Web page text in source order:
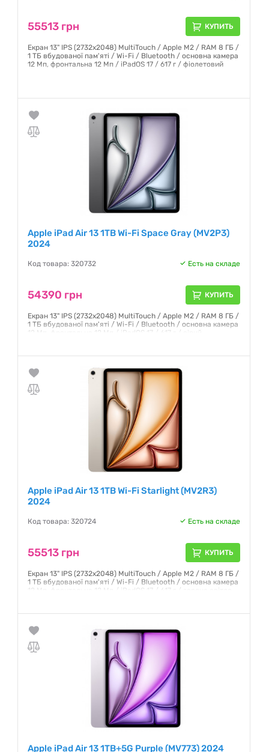
55513 грн КУПИТЬ
Екран 13" IPS (2732x2048) MultiTouch / Apple M2 / RAM 8 ГБ /
1 ТБ вбудованої пам'яті / Wi-Fi / Bluetooth / основна камера
12 Мп, фронтальна 12 Мп / iPadOS 17 / 617 г / фіолетовий
Apple iPad Air 13 1TB Wi-Fi Space Gray (MV2P3)
2024
Код товара: 320732 Есть на складе
54390 грн КУПИТЬ
Екран 13" IPS (2732x2048) MultiTouch / Apple M2 / RAM 8 ГБ /
1 ТБ вбудованої пам'яті / Wi-Fi / Bluetooth / основна камера
12 Мп, фронтальна 12 Мп / iPadOS 17 / 617 г / сірий
Apple iPad Air 13 1TB Wi-Fi Starlight (MV2R3)
2024
Код товара: 320724 Есть на складе
55513 грн КУПИТЬ
Екран 13" IPS (2732x2048) MultiTouch / Apple M2 / RAM 8 ГБ /
1 ТБ вбудованої пам'яті / Wi-Fi / Bluetooth / основна камера
12 Мп, фронтальна 12 Мп / iPadOS 17 / 617 г / зоряне світло
Apple iPad Air 13 1TB+5G Purple (MV773) 2024